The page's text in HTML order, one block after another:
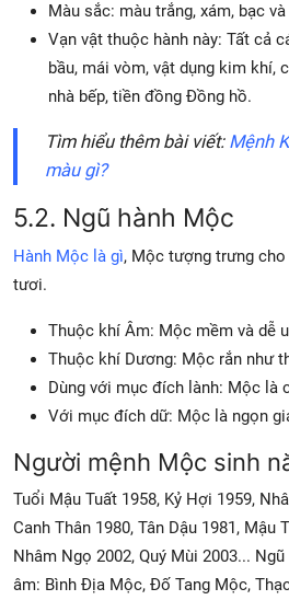
Màu sắc: màu trắng, xám, bạc
Vạn vật thuộc hành này: Tất cả
bầu, mái vòm, vật dụng kim khí,
nhà bếp, tiền đồng Đồng hồ.
Tìm hiểu thêm bài viết: Mệnh
màu gì?
5.2. Ngũ hành Mộc
Hành Mộc là gì, Mộc tượng trưng
tươi.
Thuộc khí Âm: Mộc mềm và dễ
Thuộc khí Dương: Mộc rắn như
Dùng với mục đích lành: Mộc là
Với mục đích dữ: Mộc là ngọn
Người mệnh Mộc sinh
Tuổi Mậu Tuất 1958, Kỷ Hợi 1959,
Canh Thân 1980, Tân Dậu 1981, Mậu
Nhâm Ngọ 2002, Quý Mùi 2003...
âm: Bình Địa Mộc, Đố Tang Mộc,